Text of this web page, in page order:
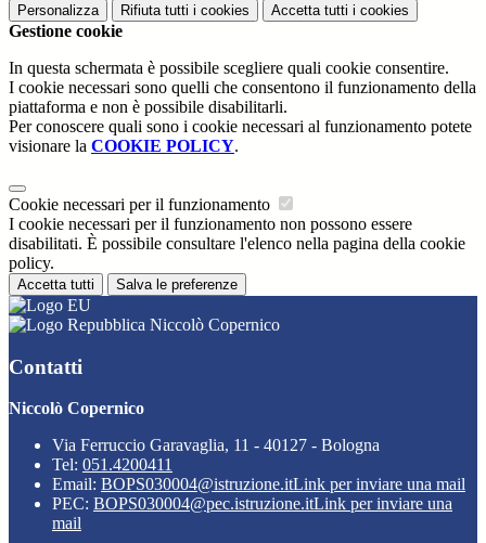
Personalizza Rifiuta tutti i cookies Accetta tutti i cookies
Gestione cookie
In questa schermata è possibile scegliere quali cookie consentire.
I cookie necessari sono quelli che consentono il funzionamento della
piattaforma e non è possibile disabilitarli.
Per conoscere quali sono i cookie necessari al funzionamento potete
visionare la COOKIE POLICY.
Cookie necessari per il funzionamento
I cookie necessari per il funzionamento non possono essere
disabilitati. È possibile consultare l'elenco nella pagina della cookie
policy.
Accetta tutti Salva le preferenze
Niccolò Copernico
Contatti
Niccolò Copernico
Via Ferruccio Garavaglia, 11 - 40127 - Bologna
Tel: 051.4200411
Email: BOPS030004@istruzione.itLink per inviare una mail
PEC: BOPS030004@pec.istruzione.itLink per inviare una
mail